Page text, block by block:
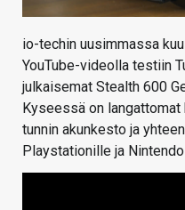
io-techin uusimmassa
YouTube-videolla testiin
julkaisemat Stealth 600
Kyseessä on
tunnin akunkesto ja
Playstationille ja